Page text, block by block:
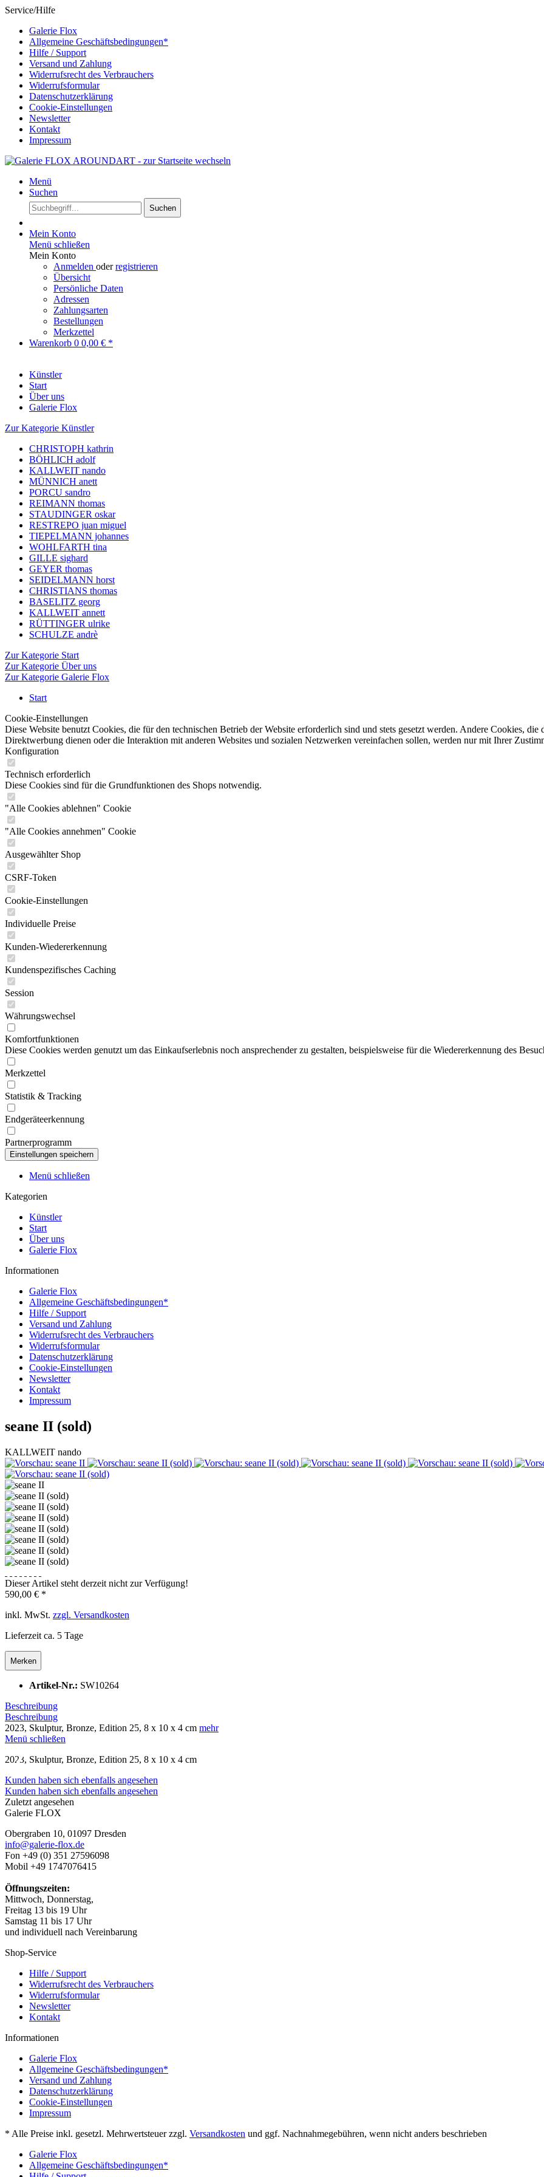
Service/Hilfe
Galerie Flox
Allgemeine Geschäftsbedingungen*
Hilfe / Support
Versand und Zahlung
Widerrufsrecht des Verbrauchers
Widerrufsformular
Datenschutzerklärung
Cookie-Einstellungen
Newsletter
Kontakt
Impressum
Menü
Suchen
Suchen
Mein Konto
Menü schließen
Mein Konto
Anmelden oderregistrieren
Übersicht
Persönliche Daten
Adressen
Zahlungsarten
Bestellungen
Merkzettel
Warenkorb 0 0,00 € *
Künstler
Start
Über uns
Galerie Flox
Zur Kategorie Künstler
CHRISTOPH kathrin
BÖHLICH adolf
KALLWEIT nando
MÜNNICH anett
PORCU sandro
REIMANN thomas
STAUDINGER oskar
RESTREPO juan miguel
TIEPELMANN johannes
WOHLFARTH tina
GILLE sighard
GEYER thomas
SEIDELMANN horst
CHRISTIANS thomas
BASELITZ georg
KALLWEIT annett
RÜTTINGER ulrike
SCHULZE andrè
Zur Kategorie Start
Zur Kategorie Über uns
Zur Kategorie Galerie Flox
Start
Cookie-Einstellungen
Diese Website benutzt Cookies, die für den technischen Betrieb der Website erforderlich sind und stets gesetzt werden. Andere Cookies,
Direktwerbung dienen oder die Interaktion mit anderen Websites und sozialen Netzwerken vereinfachen sollen, werden nur mit Ihrer
Konfiguration
Technisch erforderlich
Diese Cookies sind für die Grundfunktionen des Shops notwendig.
"Alle Cookies ablehnen" Cookie
"Alle Cookies annehmen" Cookie
Ausgewählter Shop
CSRF-Token
Cookie-Einstellungen
Individuelle Preise
Kunden-Wiedererkennung
Kundenspezifisches Caching
Session
Währungswechsel
Komfortfunktionen
Diese Cookies werden genutzt um das Einkaufserlebnis noch ansprechender zu gestalten, beispielsweise für die Wiedererkennung des
Merkzettel
Statistik & Tracking
Endgeräteerkennung
Partnerprogramm
Menü schließen
Kategorien
Künstler
Start
Über uns
Galerie Flox
Informationen
Galerie Flox
Allgemeine Geschäftsbedingungen*
Hilfe / Support
Versand und Zahlung
Widerrufsrecht des Verbrauchers
Widerrufsformular
Datenschutzerklärung
Cookie-Einstellungen
Newsletter
Kontakt
Impressum
seane II (sold)
KALLWEIT nando
Dieser Artikel steht derzeit nicht zur Verfügung!
590,00 € *
inkl. MwSt. zzgl. Versandkosten
Lieferzeit ca. 5 Tage
Merken
Artikel-Nr.: SW10264
Beschreibung
Beschreibung
2023, Skulptur, Bronze, Edition 25, 8 x 10 x 4 cm mehr
Menü schließen
2023, Skulptur, Bronze, Edition 25, 8 x 10 x 4 cm
❮
Kunden haben sich ebenfalls angesehen
Kunden haben sich ebenfalls angesehen
Zuletzt angesehen
Galerie FLOX
Obergraben 10, 01097 Dresden
info@galerie-flox.de
Fon +49 (0) 351 27596098
Mobil +49 1747076415
Öffnungszeiten:
Mittwoch, Donnerstag,
Freitag 13 bis 19 Uhr
Samstag 11 bis 17 Uhr
und individuell nach Vereinbarung
Shop-Service
Hilfe / Support
Widerrufsrecht des Verbrauchers
Widerrufsformular
Newsletter
Kontakt
Informationen
Galerie Flox
Allgemeine Geschäftsbedingungen*
Versand und Zahlung
Datenschutzerklärung
Cookie-Einstellungen
Impressum
* Alle Preise inkl. gesetzl. Mehrwertsteuer zzgl. Versandkosten und ggf. Nachnahmegebühren, wenn nicht anders beschrieben
Galerie Flox
Allgemeine Geschäftsbedingungen*